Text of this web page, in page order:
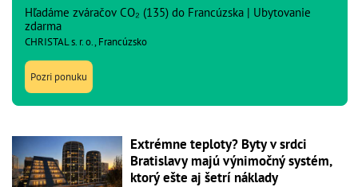
Hľadáme zváračov CO₂ (135) do Francúzska | Ubytovanie
zdarma
CHRISTAL s. r. o., Francúzsko
Pozri ponuku
Extrémne teploty? Byty v srdci
Bratislavy majú výnimočný systém,
ktorý ešte aj šetrí náklady